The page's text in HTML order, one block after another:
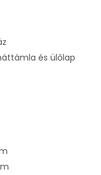
és ülőlap